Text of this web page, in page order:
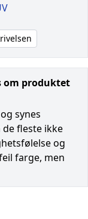
om produktet
synes
fleste ikke
og
farge, men